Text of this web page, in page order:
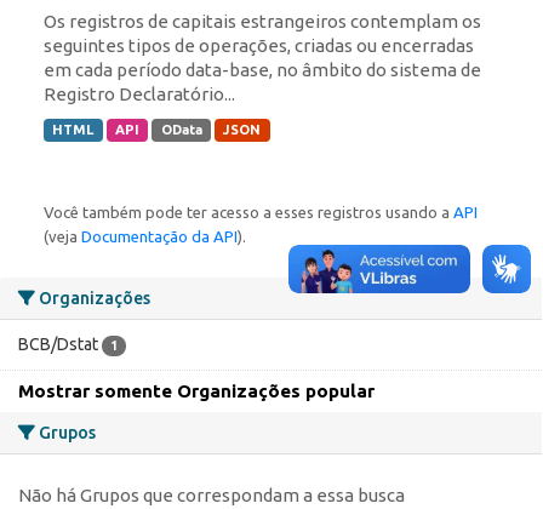
Organizações
BCB/Dstat 1
Mostrar somente Organizações popular
Grupos
Não há Grupos que correspondam a essa busca
Os registros de capitais estrangeiros contemplam os
seguintes tipos de operações, criadas ou encerradas
em cada período data-base, no âmbito do sistema de
Registro Declaratório...
HTML API OData JSON
Você também pode ter acesso a esses registros usando a API
(veja Documentação da API).